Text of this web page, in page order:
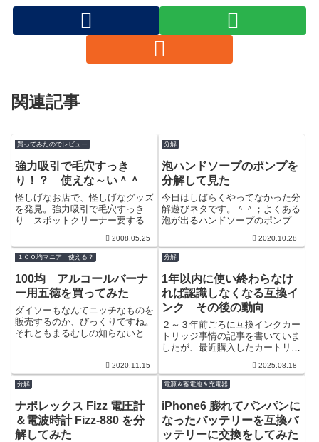
関連記事
買ってみたのでレビュー
強力吸引で毛穴すっき
り！？ 使えな～い＾＾
怪しげなお店で、怪しげなグッズ
を発見。強力吸引で毛穴すっき
り スポットクリーナー要するに
るものだ。吸引力は４０KPaと書
いてある。...
2008.05.25
分解
泡ハンドソープのポンプを
分解して見た
今日はしばらくやってなかった分
解遊びネタです。＾＾；よくある
泡が出るハンドソープのポンプで
先を取ると何か部品が入っていま
した。これ...
2020.10.28
１００均マニア 使える？
100均 アルコールバーナ
ー用五徳を買ってみた
ダイソーもなんてニッチなものを
販売するのか、びっくりですね。
それともまるむしの知らないとこ
2020.11.15
分解
1年以内に使い終わらなけ
れば認識しなくなる互換イ
ンク その後の動向
２～３年前ごろに互換インクカー
トリッジ事情の記事を書いていま
したが、最近購入したカートリッ
ネタです。Amazonの互換インク
屋の何...
2025.08.18
分解
ナポレックス Fizz 電圧計
＆電波時計 Fizz-880 を分
解してみた
電源＆蓄電池＆充電器
iPhone6 膨れてパンパンに
なったバッテリーを互換バ
ッテリーに交換をしてみた